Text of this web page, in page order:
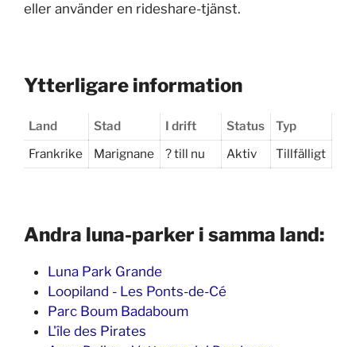
eller använder en rideshare-tjänst.
Ytterligare information
Land Stad I drift Status
Typ
Frankrike
Marignane ? till nu Aktiv Tillfälligt
Andra luna-parker i samma land:
Luna Park Grande
Loopiland - Les Ponts-de-Cé
Parc Boum Badaboum
L'île des Pirates